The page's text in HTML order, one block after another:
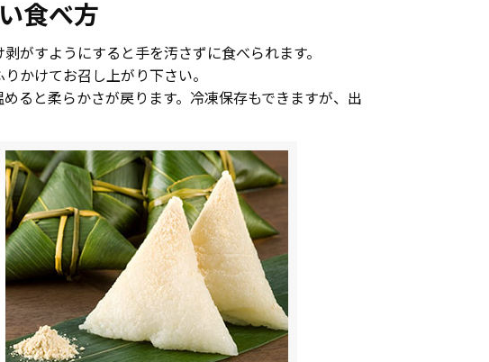
食べ方
がすようにすると手を汚さずに食べられます。
かけてお召し上がり下さい。
ると柔らかさが戻ります。冷凍保存もできますが、出